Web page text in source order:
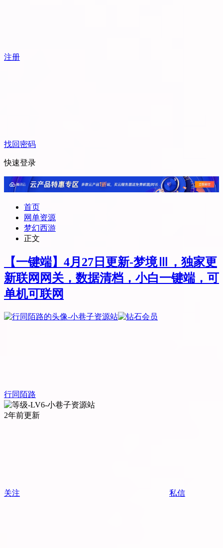
注册
找回密码
快速登录
首页
网单资源
梦幻西游
正文
【一键端】4月27日更新-梦境Ⅲ，独家更
新联网网关，数据清档，小白一键端，可
单机可联网
行同陌路
2年前更新
关注 私信